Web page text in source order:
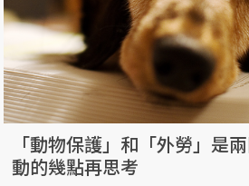
「動物保護」和「外勞」是
動的幾點再思考